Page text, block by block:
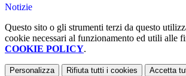
Notizie
Questo sito o gli strumenti terzi da questo
cookie necessari al funzionamento ed utili alle
COOKIE POLICY.
Personalizza Rifiuta tutti i cookies Accetta